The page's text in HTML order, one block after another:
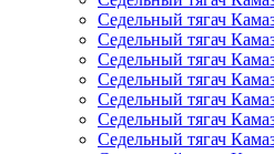
Седельный тягач
Седельный тягач
Cедельный тягач
Седельный тягач
Седельный тягач
Седельный тягач
Седельный тягач